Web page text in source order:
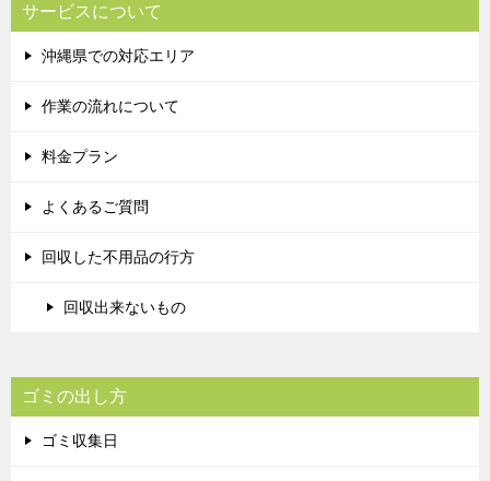
サービスについて
沖縄県での対応エリア
作業の流れについて
料金プラン
よくあるご質問
回収した不用品の行方
回収出来ないもの
ゴミの出し方
ゴミ収集日